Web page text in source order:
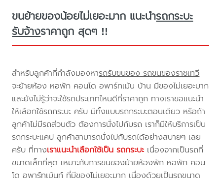
ขนย้ายของน้อยไม่เยอะมาก แนะนำรถกระบะ
รับจ้างราคาถูก สุดๆ !!
สำหรับลูกค้าที่กำลังมองหารถรับขนของ รถขนของราชเทวี
จะย้ายห้อง หอพัก คอนโด อพาร์ทเม้น บ้าน มีของไม่เยอะมาก
และยังไม่รู้ว่าจะใช้รถประเภทไหนดีที่ราคาถูก ทางเราขอแนะนำ
ให้เลือกใช้รถกระบะ ครับ มีทั้งแบบรถกระบะตอนเดียว หรือถ้า
ลูกค้าไม่มีรถส่วนตัว ต้องการนั่งไปกับรถ เราก็มีให้บริการเป็น
รถกระบะแคป ลูกค้าสามารถนั่งไปกับรถได้อย่างสบายๆ เลย
ครับ ที่ทางเราแนะนำเลือกใช้เป็น รถกระบะ เนื่องจากเป็นรถที่
ขนาดเล็กที่สุด เหมาะกับการขนของย้ายห้องพัก หอพัก คอน
โด อพาร์ทเม้นท์ ที่มีของไม่เยอะมาก เนื่องด้วยเป็นรถขนาด